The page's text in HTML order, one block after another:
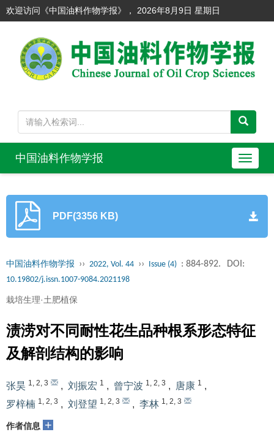
欢迎访问《中国油料作物学报》， 2026年8月9日 星期日
导
航
切
中国油料作物学报
PDF(3356 KB)
中国油料作物学报 ›› 2022, Vol. 44 ›› Issue (4) : 884-892. DOI:
10.19802/j.issn.1007-9084.2021198
栽培生理·土肥植保
渍涝对不同耐性花生品种根系形态特征
及解剖结构的影响
张昊 1 2 3 , 刘振宏 1 , 曾宁波 1 2 3 , 唐康 1 ,
罗梓楠 1 2 3 , 刘登望 1 2 3 , 李林 1 2 3
作者信息 +